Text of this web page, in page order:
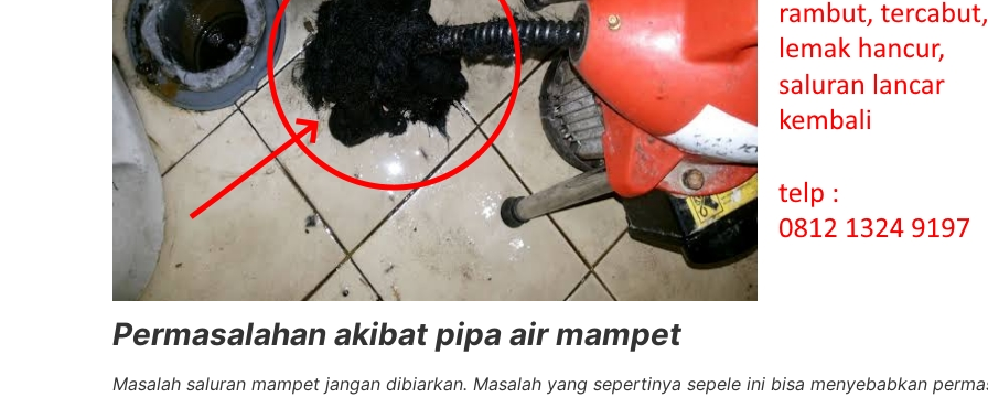
Permasalahan akibat pipa air mampet
Masalah saluran mampet jangan dibiarkan. Masalah yang sepertinya sepele ini bisa menyebabkan